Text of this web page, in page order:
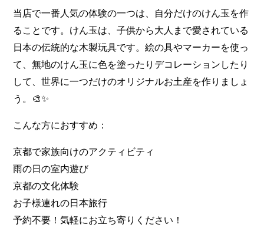
当店で一番人気の体験の一つは、自分だけのけん玉を作
ることです。けん玉は、子供から大人まで愛されている
日本の伝統的な木製玩具です。絵の具やマーカーを使っ
て、無地のけん玉に色を塗ったりデコレーションしたり
して、世界に一つだけのオリジナルお土産を作りましょ
う。🎨✨
こんな方におすすめ：
京都で家族向けのアクティビティ
雨の日の室内遊び
京都の文化体験
お子様連れの日本旅行
予約不要！気軽にお立ち寄りください！